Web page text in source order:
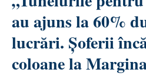
au ajuns la 60%
lucrări. Șoferii
coloane la